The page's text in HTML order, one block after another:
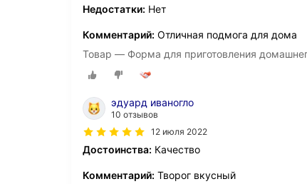
Недостатки: Нет
Комментарий: Отличная подмога для дома
Товар — Форма для приготовления
эдуард иваногло
10 отзывов
12 июля 2022
Достоинства: Качество
Комментарий: Творог вкусный